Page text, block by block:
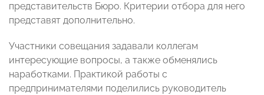
представительств Бюро. Критерии отбора для него
представят дополнительно.
Участники совещания задавали коллегам
интересующие вопросы, а также обменялись
наработками. Практикой работы с
предпринимателями поделились руководитель